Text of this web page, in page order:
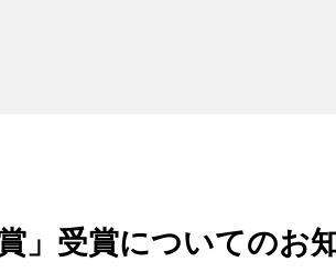
」受賞についてのお